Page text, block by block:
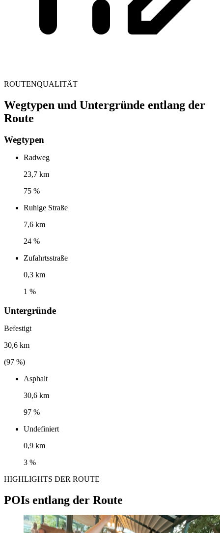
ROUTENQUALITÄT
Wegtypen und Untergründe entlang der
Route
Wegtypen
Radweg
23,7 km
75 %
Ruhige Straße
7,6 km
24 %
Zufahrtsstraße
0,3 km
1 %
Untergründe
Befestigt
30,6 km
(97 %)
Asphalt
30,6 km
97 %
Undefiniert
0,9 km
3 %
HIGHLIGHTS DER ROUTE
POIs entlang der Route